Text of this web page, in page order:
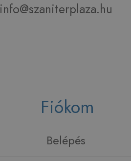
info@szaniterplaza.hu
Fiókom
Belépés